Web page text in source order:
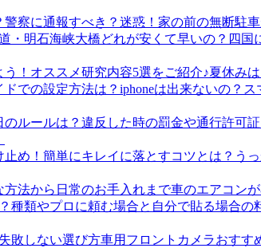
迷惑！家の前の無断駐
四国
夏休み
ス
う
車のエアコン
車用フロントカメラおすす